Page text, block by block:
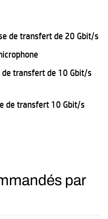
de transfert de 20 Gbit/s
transfert de 10 Gbit/s
de transfert 10 Gbit/s
par